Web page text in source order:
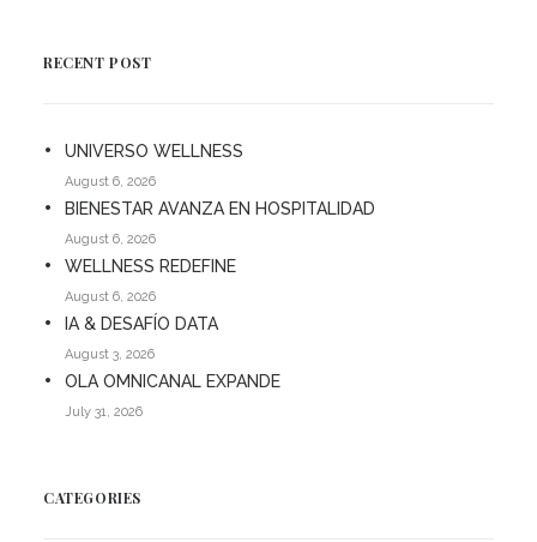
RECENT POST
UNIVERSO WELLNESS
August 6, 2026
BIENESTAR AVANZA EN HOSPITALIDAD
August 6, 2026
WELLNESS REDEFINE
August 6, 2026
IA & DESAFÍO DATA
August 3, 2026
OLA OMNICANAL EXPANDE
July 31, 2026
CATEGORIES